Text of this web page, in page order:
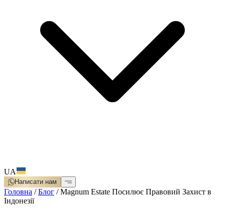
UA
Написати нам
Головна /Блог /Magnum Estate Посилює Правовий Захист в
Індонезії